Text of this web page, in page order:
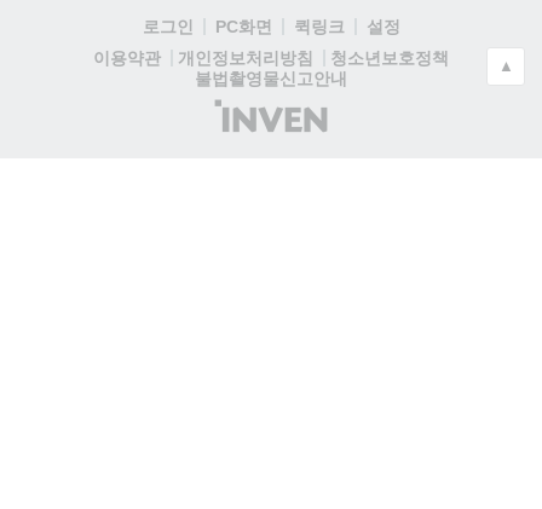
로그인 PC화면 퀵링크
설정
이용약관
개인정보처리방침
청소년보호정책
불법촬영물신고안내
(주)
인
▲